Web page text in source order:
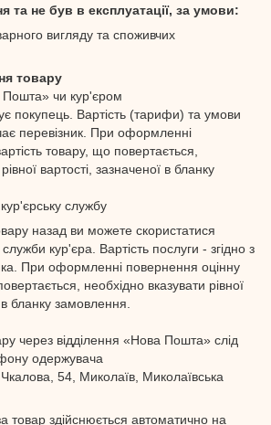
та не був в експлуатації, за умови:
вигляду та споживчих
товару
Пошта» чи кур'єром
покупець. Вартість (тарифи) та умови
перевізник. При оформленні
товару, що повертається,
вартості, зазначеної в бланку
службу
назад ви можете скористатися
кур'єра. Вартість послуги - згідно з
При оформленні повернення оцінну
необхідно вказувати рівної
в бланку замовлення.
через відділення «Нова Пошта» слід
одержувача
Чкалова, 54, Миколаїв, Миколаївська
товар здійснюється автоматично на